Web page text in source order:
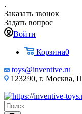
Заказать звонок
Задать вопрос
Войти
Корзина0
toys@inventive.ru
123290, г. Москва,